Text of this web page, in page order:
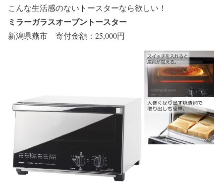
こんな生活感のないトースターなら欲しい！
ミラーガラスオーブントースター
新潟県燕市 寄付金額：25,000円